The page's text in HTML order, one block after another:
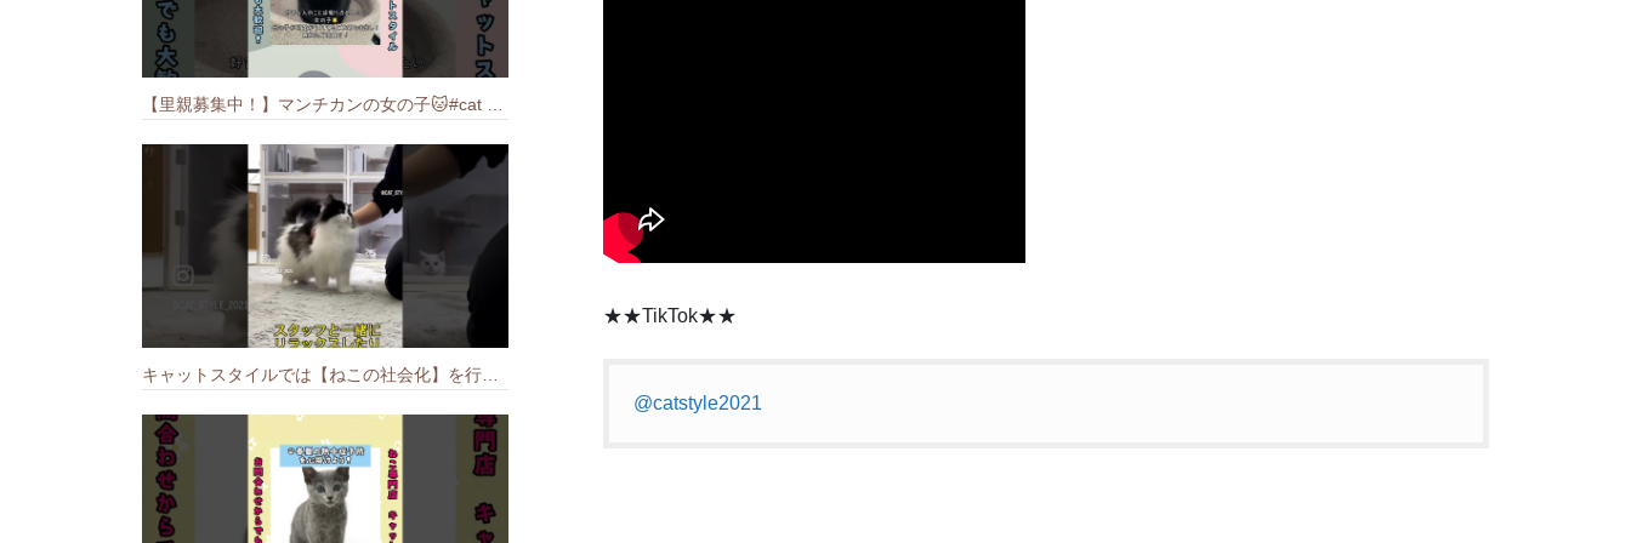
★★TikTok★★
@catstyle2021